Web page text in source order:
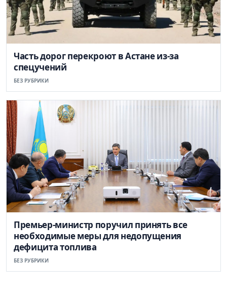
Часть дорог перекроют в Астане из-за
спецучений
БЕЗ РУБРИКИ
Премьер-министр поручил принять все
необходимые меры для недопущения
дефицита топлива
БЕЗ РУБРИКИ